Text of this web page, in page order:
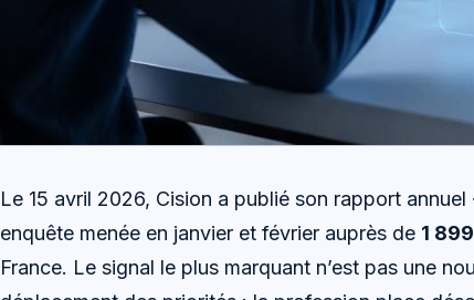
Le 15 avril 2026, Cision a publié son rapport
enquête menée en janvier et février auprès de 1
France. Le signal le plus marquant n’est pas une